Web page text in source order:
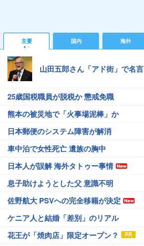
主要 国内 海外
山田五郎さん「アド街」で名言
25歳国税職員が脱税か 懲戒免職
熊本の被災地で「火事場泥棒」か
日本郵便のシステム障害が解消
車中泊で女性死亡 遺族の胸中
日本人が誤解 海外タトゥー事情
息子助けようとした父 意識不明
佐野航大 PSVへの完全移籍が決定
ケニア人と結婚「差別」のリアル
花王が「焼肉店」限定オープン？